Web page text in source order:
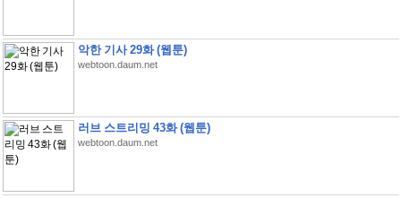
악한 기사 29화 (웹툰)
webtoon.daum.net
러브 스트리밍 43화 (웹툰)
webtoon.daum.net